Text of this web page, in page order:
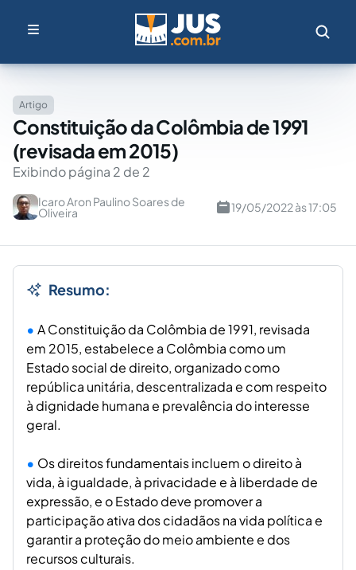
Artigo
Constituição da Colômbia de 1991
(revisada em 2015)
Exibindo página 2 de 2
Icaro Aron Paulino Soares de
Oliveira 19/05/2022 às 17:05
Resumo:
A Constituição da Colômbia de 1991, revisada
em 2015, estabelece a Colômbia como um
Estado social de direito, organizado como
república unitária, descentralizada e com respeito
à dignidade humana e prevalência do interesse
geral.
Os direitos fundamentais incluem o direito à
vida, à igualdade, à privacidade e à liberdade de
expressão, e o Estado deve promover a
participação ativa dos cidadãos na vida política e
garantir a proteção do meio ambiente e dos
recursos culturais.